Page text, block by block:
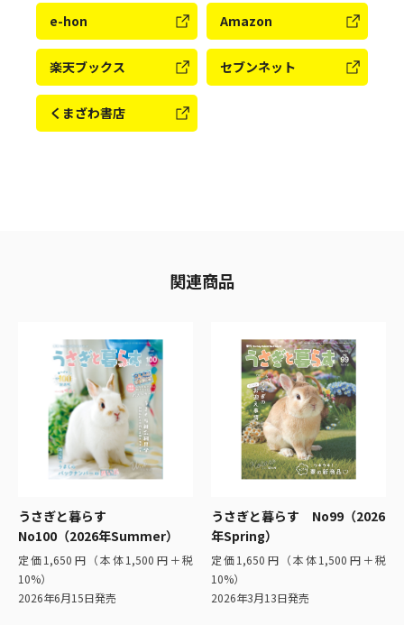
e-hon Amazon
楽天ブックス セブンネット
くまざわ書店
関連商品
うさぎと暮らす
No100（2026年Summer）
定価1,650円（本体1,500円＋税
10%）
2026年6月15日発売
うさぎと暮らす No99（2026
年Spring）
定価1,650円（本体1,500円＋税
10%）
2026年3月13日発売